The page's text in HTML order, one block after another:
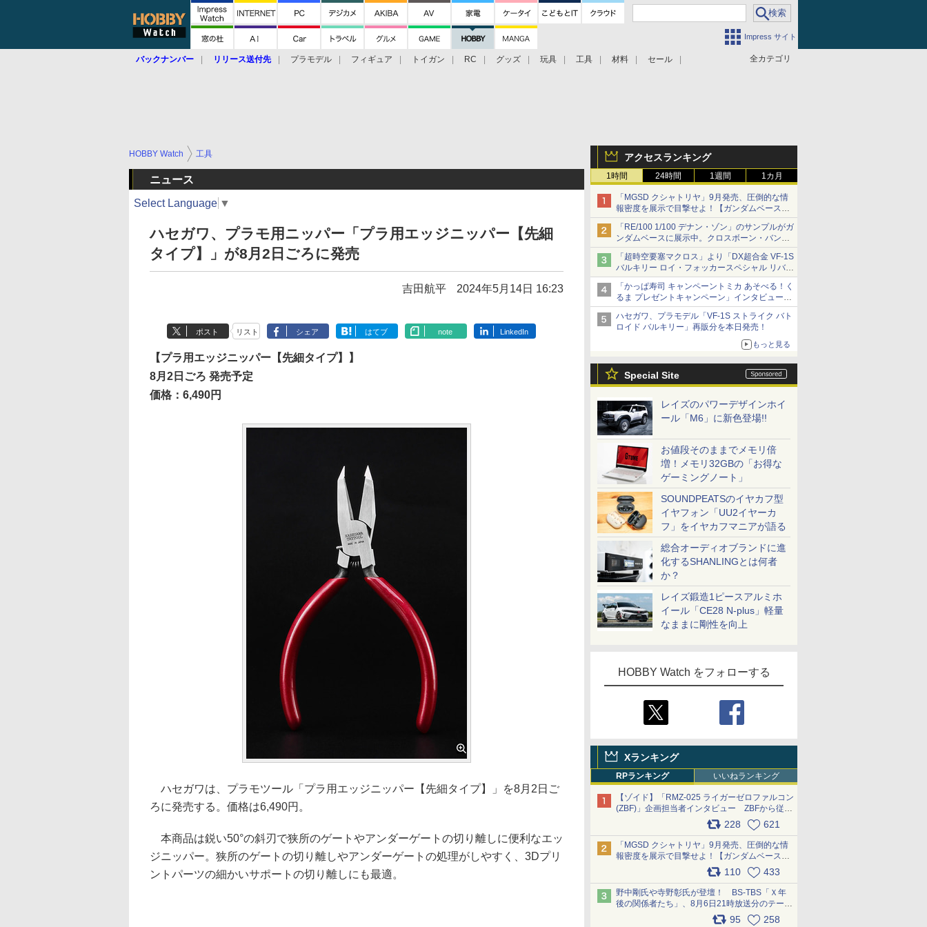
Impress サイト
全カテゴリ
バックナンバー リリース送付先 プラモデル フィギュア トイガン RC グッズ 玩具 工具 材料 セール
アクセスランキング
1時間 24時間 1週間 1カ月
「MGSD クシャトリヤ」9月発売、圧倒的な情
報密度を展示で目撃せよ！【ガンダムベース撮
り下ろし】
「RE/100 1/100 デナン・ゾン」のサンプルがガ
ンダムベースに展示中。クロスボーン・バンガ
ードの制式量産機が間もなく発送【ガンダムベ
ース撮り下ろし】
「超時空要塞マクロス」より「DX超合金 VF-1S
バルキリー ロイ・フォッカースペシャル リバイ
バルVer.」本日発売！
「かっぱ寿司 キャンペーントミカ あそべる！く
るま プレゼントキャンペーン」インタビュー
子どもが楽しめるかっぱ寿司ならではの体験と
コラボの楽しさを追求
ハセガワ、プラモデル「VF-1S ストライク バト
ロイド バルキリー」再販分を本日発売！
もっと見る
Special Site
レイズのパワーデザインホイ
ール「M6」に新色登場!!
お値段そのままでメモリ倍
増！メモリ32GBの「お得な
ゲーミングノート」
SOUNDPEATSのイヤカフ型
イヤフォン「UU2イヤーカ
フ」をイヤカフマニアが語る
総合オーディオブランドに進
化するSHANLINGとは何者
か？
レイズ鍛造1ピースアルミホ
イール「CE28 N-plus」軽量
なままに剛性を向上
HOBBY Watch をフォローする
Xランキング
RPランキング いいねランキング
【ゾイド】「RMZ-025 ライガーゼロファルコン
(ZBF)」企画担当者インタビュー ZBFから従来
デザインまで再現可能なボリューム満点のキッ
ト pic.x.com/6zOqQAQKkX
228 621
「MGSD クシャトリヤ」9月発売、圧倒的な情
報密度を展示で目撃せよ！【ガンダムベース撮
り下ろし】 pic.x.com/3rPjsfk7qZ
110 433
野中剛氏や寺野彰氏が登壇！ BS-TBS「Ｘ年
後の関係者たち」、8月6日21時放送分のテーマ
は「超合金」！ pic.x.com/uWyt1uyuFm
95 258
HOBBY Watch 工具
ニュース
Select Language ▼
ハセガワ、プラモ用ニッパー「プラ用エッジニッパー【先細
タイプ】」が8月2日ごろに発売
吉田航平 2024年5月14日 16:23
ポスト リスト シェア はてブ note LinkedIn
【プラ用エッジニッパー【先細タイプ】】
8月2日ごろ 発売予定
価格：6,490円
ハセガワは、プラモツール「プラ用エッジニッパー【先細タイプ】」を8月2日ご
ろに発売する。価格は6,490円。
本商品は鋭い50°の斜刃で狭所のゲートやアンダーゲートの切り離しに便利なエッ
ジニッパー。狭所のゲートの切り離しやアンダーゲートの処理がしやすく、3Dプリ
ントパーツの細かいサポートの切り離しにも最適。